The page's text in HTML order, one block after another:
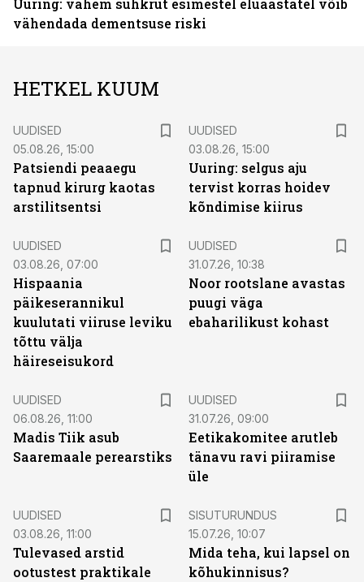
Uuring: vähem suhkrut esimestel eluaastatel võib
vähendada dementsuse riski
HETKEL KUUM
UUDISED
05.08.26, 15:00
Patsiendi peaaegu
tapnud kirurg kaotas
arstilitsentsi
UUDISED
03.08.26, 15:00
Uuring: selgus aju
tervist korras hoidev
kõndimise kiirus
UUDISED
03.08.26, 07:00
Hispaania
päikeserannikul
kuulutati viiruse leviku
tõttu välja
häireseisukord
UUDISED
31.07.26, 10:38
Noor rootslane avastas
puugi väga
ebaharilikust kohast
UUDISED
06.08.26, 11:00
Madis Tiik asub
Saaremaale perearstiks
UUDISED
31.07.26, 09:00
Eetikakomitee arutleb
tänavu ravi piiramise
üle
UUDISED
03.08.26, 11:00
Tulevased arstid
ootustest praktikale
SISUTURUNDUS
15.07.26, 10:07
Mida teha, kui lapsel on
kõhukinnisus?